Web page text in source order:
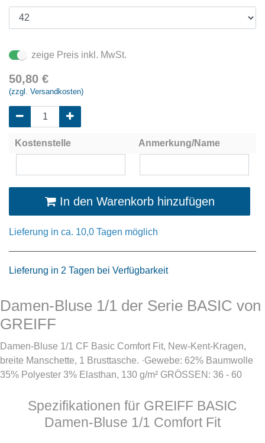
zeige Preis inkl. MwSt.
50,80 €
(zzgl. Versandkosten)
Kostenstelle Anmerkung/Name
In den Warenkorb hinzufügen
Lieferung in ca. 10,0 Tagen möglich
Lieferung in 2 Tagen bei Verfügbarkeit
Damen-Bluse 1/1 der Serie BASIC von
GREIFF
Damen-Bluse 1/1 CF Basic Comfort Fit, New-Kent-Kragen,
breite Manschette, 1 Brusttasche. ·Gewebe: 62% Baumwolle
35% Polyester 3% Elasthan, 130 g/m² GRÖSSEN: 36 - 60
Spezifikationen für GREIFF BASIC
Damen-Bluse 1/1 Comfort Fit